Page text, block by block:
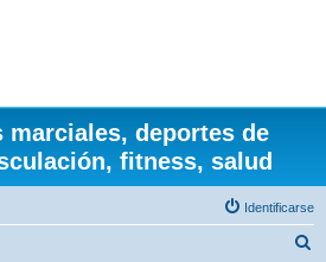
marciales, deportes de
fitness, salud
Identificarse